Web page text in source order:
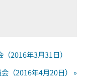
2016年3月31日）
（2016年4月20日） »